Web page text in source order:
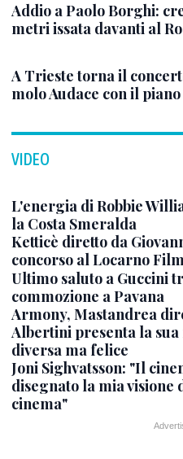
Addio a Paolo Borghi:
metri issata davanti al
A Trieste torna il
molo Audace con il
VIDEO
L'energia di Robbie
la Costa Smeralda
Ketticè diretto da
concorso al Locarno
Ultimo saluto a Guccini
commozione a Pavana
Armony, Mastandrea
Albertini presenta la
diversa ma felice
Joni Sighvatsson: "Il
disegnato la mia visione
cinema"